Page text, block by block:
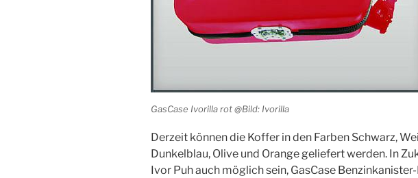
GasCase Ivorilla rot @Bild: Ivorilla
Derzeit können die Koffer in den Farben Schwarz,
Dunkelblau, Olive und Orange geliefert werden. In
Ivor Puh auch möglich sein, GasCase